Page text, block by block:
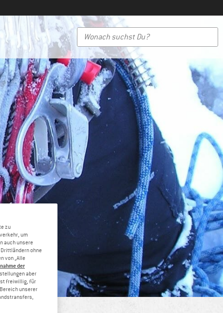
zu
um
auch unsere
ohne
von „Alle
der
aber
freiwillig, für
unserer